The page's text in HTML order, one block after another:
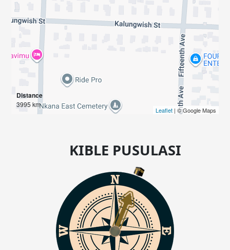
Distance
3995 km
Leaflet| © Google Maps
KIBLE PUSULASI